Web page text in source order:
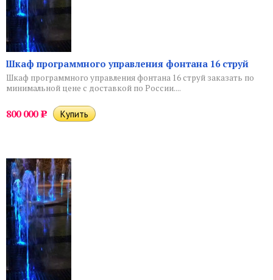
Шкаф программного управления фонтана 16 струй
Шкаф программного управления фонтана 16 струй заказать по
минимальной цене с доставкой по России....
800 000 Р